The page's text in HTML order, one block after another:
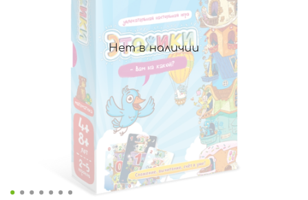
Нет в наличии